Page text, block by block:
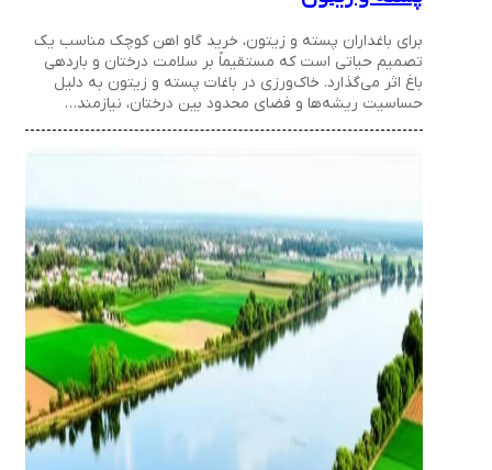
برای باغداران پسته و زیتون، خرید گاو اهن کوچک مناسب یک
تصمیم حیاتی است که مستقیماً بر سلامت درختان و باردهی
باغ اثر می‌گذارد. خاک‌ورزی در باغات پسته و زیتون به دلیل
حساسیت ریشه‌ها و فضای محدود بین درختان، نیازمند…